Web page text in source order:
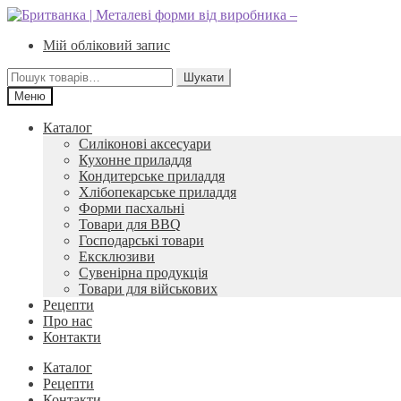
Перейти
навігації
Перейти
вмістуМій обліковий запис
Шукати:
Шукати
Меню
Каталог
Силіконові аксесуари
Кухонне приладдя
Кондитерське приладдя
Хлібопекарське приладдя
Форми пасхальні
Товари для BBQ
Господарські товари
Ексклюзиви
Сувенірна продукція
Товари для військових
Рецепти
Про нас
Контакти
Каталог
Рецепти